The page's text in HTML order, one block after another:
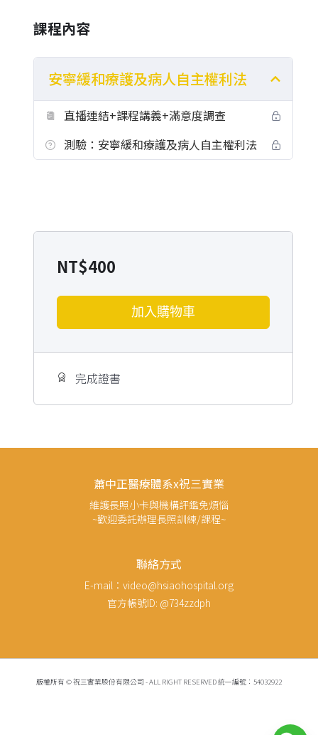
課程內容
安寧緩和療護及病人自主權利法
直播連結+課程講義+滿意度調查
測驗：安寧緩和療護及病人自主權利法
NT$400
加入購物車
完成證書
蕭中正醫療體系x祝三實業
維護長照小卡與機構評鑑免煩惱
~歡迎委託辦理長照訓練/課程~
聯絡方式
E-mail：video@hsiaohospital.org
官方帳號ID: @734zzdph
版權所有 © 祝三實業股份有限公司 - ALL RIGHT RESERVED 統一編號：54032922